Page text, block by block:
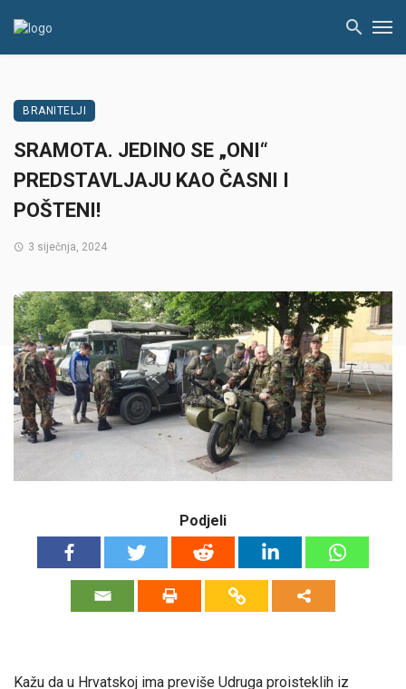
BRANITELJI
SRAMOTA. JEDINO SE „ONI“
PREDSTAVLJAJU KAO ČASNI I
POŠTENI!
3 siječnja, 2024
Podjeli
Kažu da u Hrvatskoj ima previše Udruga proisteklih iz